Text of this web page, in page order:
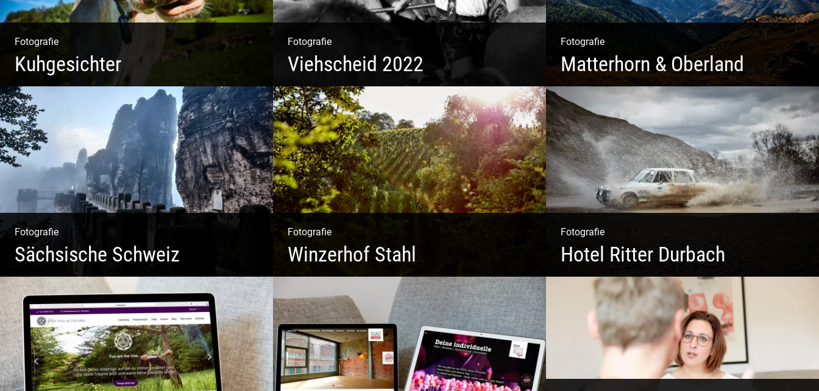
Fotografie
Kuhgesichter
Kuhportraits
Fotografie
Viehscheid 2022
Fotografie
Matterhorn & Oberland
Impressionen Gornergrat & Berner Oberland
Fotografie
Sächsische Schweiz
Morgendliche Mystik im Elbsandsteingebirge
Fotografie
Winzerhof Stahl
Ganz neu durfte es werden. Alles. Fotos. Web. Shop.
Fotografie
Hotel Ritter Durbach
Matsch|Oldtimer|Männer|Spass